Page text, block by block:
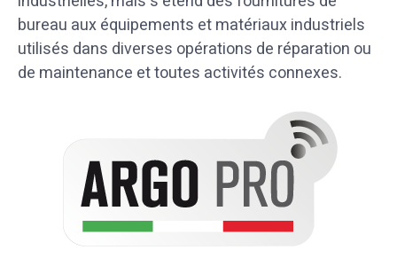
bureau aux équipements et matériaux industriels
utilisés dans diverses opérations de réparation ou
de maintenance et toutes activités connexes.